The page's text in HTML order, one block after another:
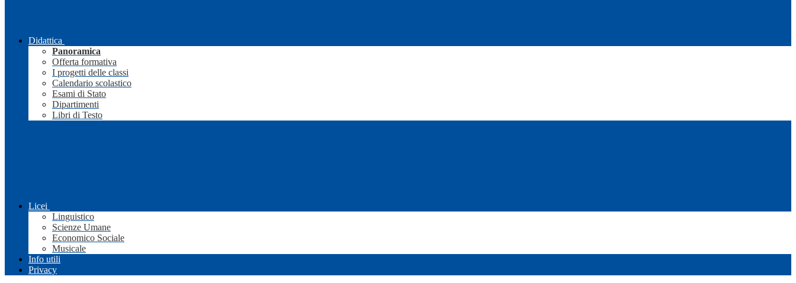
Didattica
Panoramica
Offerta formativa
I progetti delle classi
Calendario scolastico
Esami di Stato
Dipartimenti
Libri di Testo
Licei
Linguistico
Scienze Umane
Economico Sociale
Musicale
Info utili
Privacy